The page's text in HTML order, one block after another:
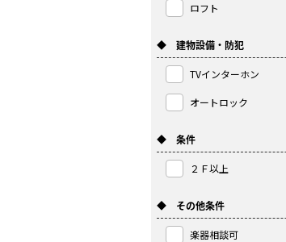
ロフト
◆ 建物設備・防犯
TVインターホン
オートロック
◆ 条件
２Ｆ以上
◆ その他条件
楽器相談可